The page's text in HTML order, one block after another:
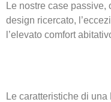
Le nostre case passive,
design ricercato,
l’elevato comfort
Le caratteristiche di